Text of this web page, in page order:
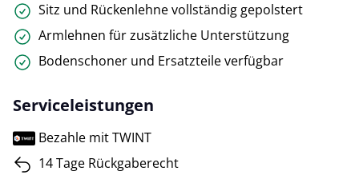
Sitz und Rückenlehne vollständig gepolstert
Armlehnen für zusätzliche Unterstützung
Bodenschoner und Ersatzteile verfügbar
Serviceleistungen
Bezahle mit TWINT
14 Tage Rückgaberecht